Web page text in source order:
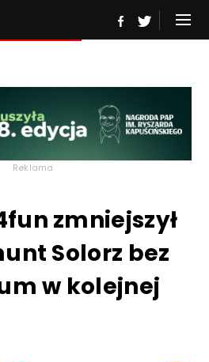
Reklama
zmniejszył
Solorz bez
w kolejnej